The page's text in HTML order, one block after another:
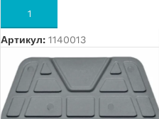
В КОРЗИНУ
Артикул: 1140013